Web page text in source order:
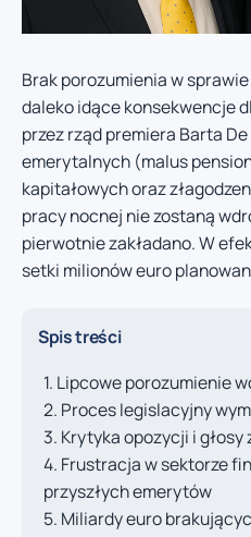
Brak porozumienia w
daleko idące konsekwencje
przez rząd premiera Barta
emerytalnych (malus
kapitałowych oraz
pracy nocnej nie zostaną
pierwotnie zakładano. W
setki milionów euro
Spis treści
Lipcowe porozumienie
Proces legislacyjny
Krytyka opozycji i głosy
Frustracja w sektorze
przyszłych emerytów
Miliardy euro